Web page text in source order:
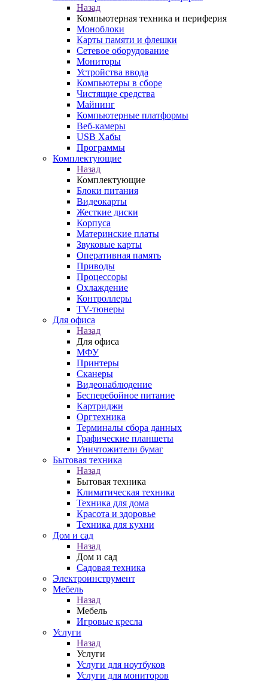
Назад
Компьютерная техника и периферия
Моноблоки
Карты памяти и флешки
Сетевое оборудование
Мониторы
Устройства ввода
Компьютеры в сборе
Чистящие средства
Майнинг
Компьютерные платформы
Веб-камеры
USB Хабы
Программы
Комплектующие
Назад
Комплектующие
Блоки питания
Видеокарты
Жесткие диски
Корпуса
Материнские платы
Звуковые карты
Оперативная память
Приводы
Процессоры
Охлаждение
Контроллеры
TV-тюнеры
Для офиса
Назад
Для офиса
МФУ
Принтеры
Сканеры
Видеонаблюдение
Бесперебойное питание
Картриджи
Оргтехника
Терминалы сбора данных
Графические планшеты
Уничтожители бумаг
Бытовая техника
Назад
Бытовая техника
Климатическая техника
Техника для дома
Красота и здоровье
Техника для кухни
Дом и сад
Назад
Дом и сад
Садовая техника
Электроинструмент
Мебель
Назад
Мебель
Игровые кресла
Услуги
Назад
Услуги
Услуги для ноутбуков
Услуги для мониторов